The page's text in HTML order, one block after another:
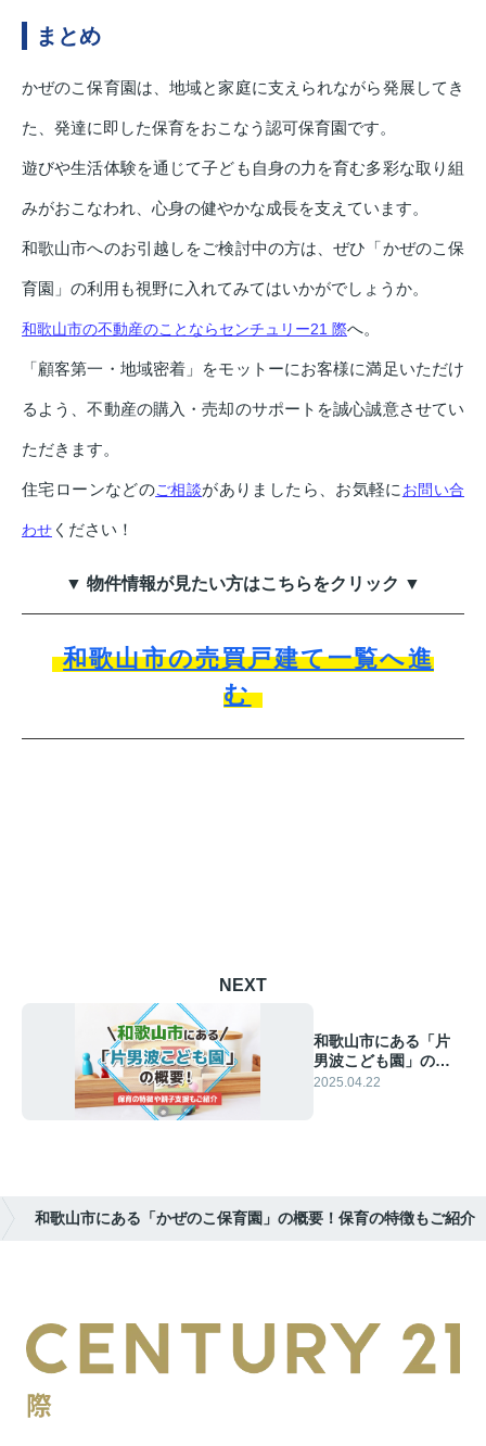
まとめ
かぜのこ保育園は、地域と家庭に支えられながら発展してき
た、発達に即した保育をおこなう認可保育園です。
遊びや生活体験を通じて子ども自身の力を育む多彩な取り組
みがおこなわれ、心身の健やかな成長を支えています。
和歌山市へのお引越しをご検討中の方は、ぜひ「かぜのこ保
育園」の利用も視野に入れてみてはいかがでしょうか。
和歌山市の不動産のことならセンチュリー21 際へ。
「顧客第一・地域密着」をモットーにお客様に満足いただけ
るよう、不動産の購入・売却のサポートを誠心誠意させてい
ただきます。
住宅ローンなどのご相談がありましたら、お気軽にお問い合
わせ ください！
▼ 物件情報が見たい方はこちらをクリック ▼
和歌山市の売買戸建て一覧へ進
む
NEXT
和歌山市にある「片
男波こども園」の概
要！保育の特徴や親
2025.04.22
和歌山市にある「かぜのこ保育園」の概要！保育の特徴もご紹介